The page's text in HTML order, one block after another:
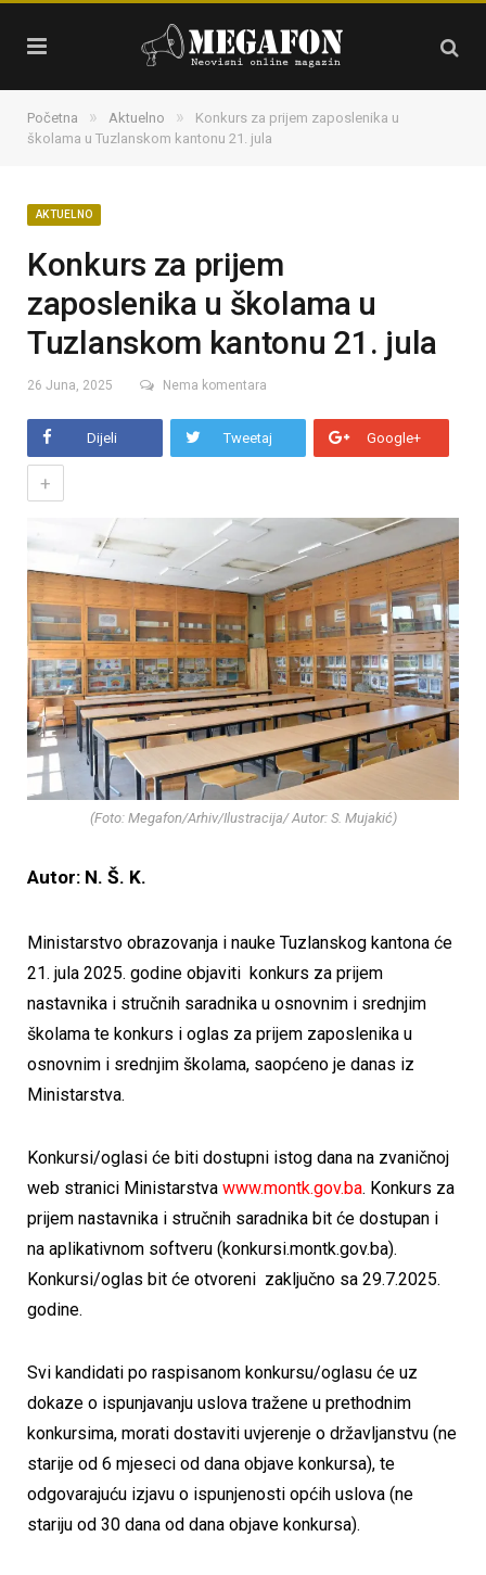
Početna » Aktuelno »
Konkurs za prijem zaposlenika u
školama u Tuzlanskom kantonu 21. jula
AKTUELNO
Konkurs za prijem
zaposlenika u školama u
Tuzlanskom kantonu 21. jula
26 Juna, 2025 Nema komentara
Dijeli Tweetaj Google+
+
(Foto: Megafon/Arhiv/Ilustracija/ Autor: S. Mujakić)
Autor: N. Š. K.
Ministarstvo obrazovanja i nauke Tuzlanskog kantona će
21. jula 2025. godine objaviti konkurs za prijem
nastavnika i stručnih saradnika u osnovnim i srednjim
školama te konkurs i oglas za prijem zaposlenika u
osnovnim i srednjim školama, saopćeno je danas iz
Ministarstva.
Konkursi/oglasi će biti dostupni istog dana na zvaničnoj
web stranici Ministarstva www.montk.gov.ba. Konkurs za
prijem nastavnika i stručnih saradnika bit će dostupan i
na aplikativnom softveru (konkursi.montk.gov.ba).
Konkursi/oglas bit će otvoreni zaključno sa 29.7.2025.
godine.
Svi kandidati po raspisanom konkursu/oglasu će uz
dokaze o ispunjavanju uslova tražene u prethodnim
konkursima, morati dostaviti uvjerenje o državljanstvu (ne
starije od 6 mjeseci od dana objave konkursa), te
odgovarajuću izjavu o ispunjenosti općih uslova (ne
stariju od 30 dana od dana objave konkursa).